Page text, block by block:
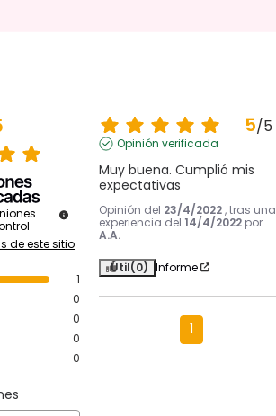
de este sitio
1
0
0
0
0
5/5
Opinión verificada
Muy buena. Cumplió mis
expectativas
Opinión del 23/4/2022 , tras una
experiencia del 14/4/2022 por
A.A.
Útil(0) Informe
1